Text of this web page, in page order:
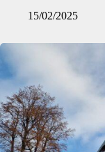
15/02/2025